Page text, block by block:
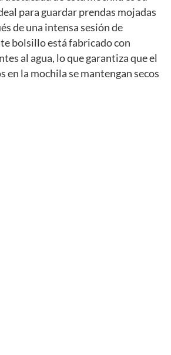
para guardar prendas mojadas
de una intensa sesión de
bolsillo está fabricado con
al agua, lo que garantiza que el
en la mochila se mantengan secos